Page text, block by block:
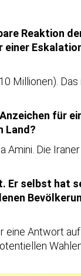
Reaktion
Millionen).
für
Land?
Die
Er selbst hat
Antwort